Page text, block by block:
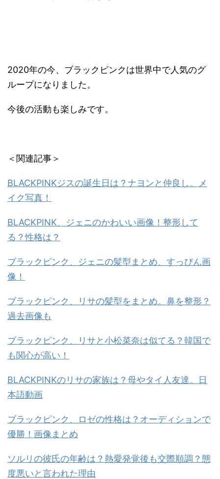
2020年の今、ブラックピンクは世界中で人気のグ
ループになりました。
今後の活動も楽しみです。
＜関連記事＞
BLACKPINKジスの誕生日は？ナヨンと仲良し。メ
イク写真！
BLACKPINK、ジェニのかわいい画像！整形して
る？性格は？
ブラックピンク、ジェニの髪型まとめ、すっぴん画
像！
ブラックピンク、リサの髪型をまとめ。鼻を整形？
過去画像も
ブラックピンク、リサと小松菜奈は似てる？韓国で
も関心が高い！
BLACKPINKのリサの家族は？母やタイ人友達。日
本語動画
ブラックピンク、ロゼの性格は？オーディションで
優勝！画像まとめ
ソルリの彼氏の年齢は？熱愛発覚後も交際順調？態
度悪いと言われた理由